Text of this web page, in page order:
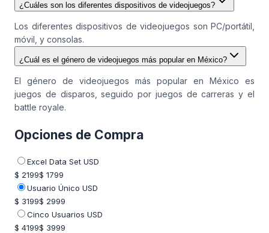
¿Cuáles son los diferentes dispositivos de videojuegos?
Los diferentes dispositivos de videojuegos son PC/portátil,
móvil, y consolas.
¿Cuál es el género de videojuegos más popular en México?
El género de videojuegos más popular en México es
juegos de disparos, seguido por juegos de carreras y el
battle royale.
Opciones de Compra
Excel Data Set USD
$ 2199$ 1799
Usuario Único USD
$ 3199$ 2999
Cinco Usuarios USD
$ 4199$ 3999